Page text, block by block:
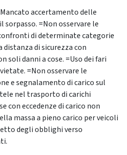
accertamento delle
=Non osservare le
di determinate categorie
distanza di sicurezza con
soli danni a cose. =Uso dei fari
=Non osservare le
e segnalamento di carico sul
nel trasporto di carichi
con eccedenze di carico non
massa a pieno carico per veicoli
degli obblighi verso